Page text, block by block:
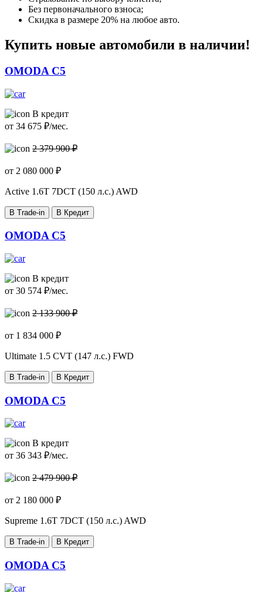
Без первоначального взноса;
Скидка в размере 20% на любое авто.
Купить новые автомобили в наличии!
OMODA C5
В кредит
от 34 675 ₽/мес.
2 379 900 ₽
от 2 080 000 ₽
Active 1.6T 7DCT (150 л.с.) AWD
В Trade-in В Кредит
OMODA C5
В кредит
от 30 574 ₽/мес.
2 133 900 ₽
от 1 834 000 ₽
Ultimate 1.5 CVT (147 л.с.) FWD
В Trade-in В Кредит
OMODA C5
В кредит
от 36 343 ₽/мес.
2 479 900 ₽
от 2 180 000 ₽
Supreme 1.6T 7DCT (150 л.с.) AWD
В Trade-in В Кредит
OMODA C5